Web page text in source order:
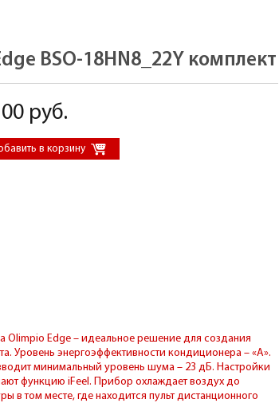
BSO-18HN8_22Y комплект
руб.
Olimpio Edge – идеальное решение для создания
Уровень энергоэффективности кондиционера – «А».
минимальный уровень шума – 23 дБ. Настройки
функцию iFeel. Прибор охлаждает воздух до
в том месте, где находится пульт дистанционного